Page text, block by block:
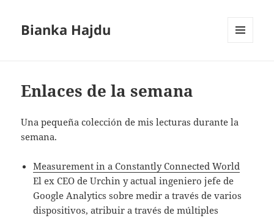
Bianka Hajdu
Enlaces de la semana
Una pequeña colección de mis lecturas durante la
semana.
Measurement in a Constantly Connected World
El ex CEO de Urchin y actual ingeniero jefe de
Google Analytics sobre medir a través de varios
dispositivos, atribuir a través de múltiples